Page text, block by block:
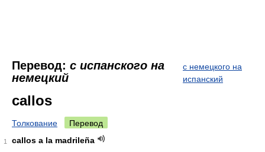
Перевод: с испанского на
немецкий
с немецкого на
испанский
callos
Толкование Перевод
1
callos a la madrileña